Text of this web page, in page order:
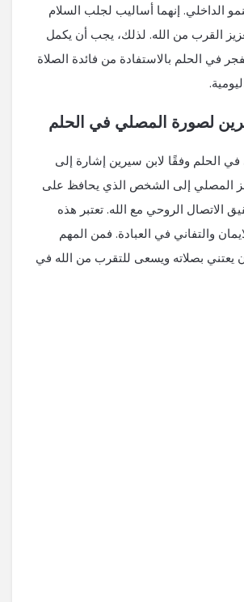
الداخلي. إنهما أساليب لجلب السلام
القرب من الله. لذلك، يجب أن يكمل
في الحلم بالاستفادة من فائدة الصلاة
لصورة المصلي في الحلم
الحلم وفقًا لابن سيرين إشارة إلى
المصلي إلى الشخص الذي يحافظ على
الاتصال الروحي مع الله. تعتبر هذه
والتفاني في العبادة. فمن المهم
يعتني بصلاته ويسعى للتقرب من الله في